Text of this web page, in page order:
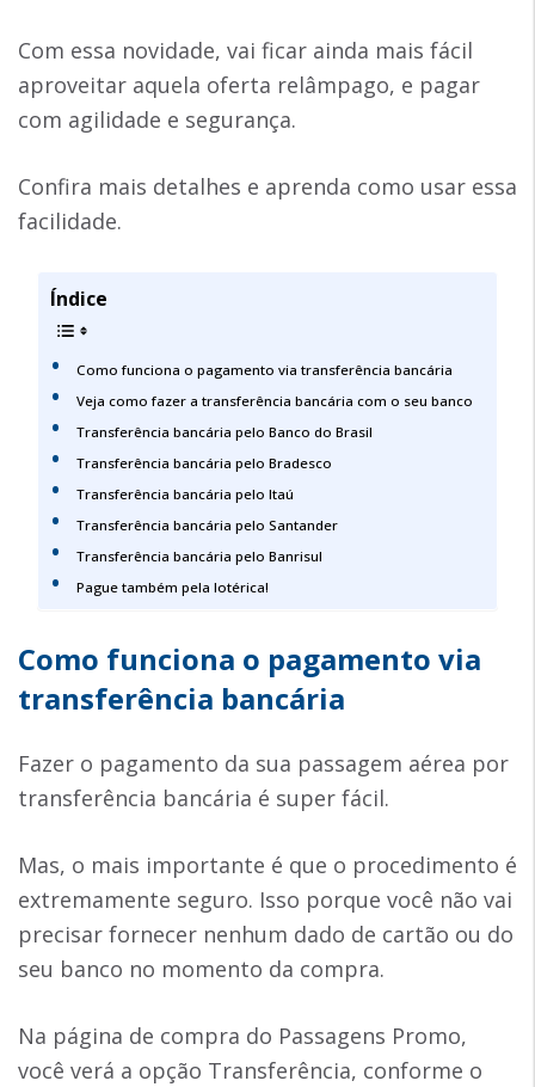
Com essa novidade, vai ficar ainda mais fácil
aproveitar aquela oferta relâmpago, e pagar
com agilidade e segurança.
Confira mais detalhes e aprenda como usar essa
facilidade.
Índice
Como funciona o pagamento via transferência bancária
Veja como fazer a transferência bancária com o seu banco
Transferência bancária pelo Banco do Brasil
Transferência bancária pelo Bradesco
Transferência bancária pelo Itaú
Transferência bancária pelo Santander
Transferência bancária pelo Banrisul
Pague também pela lotérica!
Como funciona o pagamento via
transferência bancária
Fazer o pagamento da sua passagem aérea por
transferência bancária é super fácil.
Mas, o mais importante é que o procedimento é
extremamente seguro. Isso porque você não vai
precisar fornecer nenhum dado de cartão ou do
seu banco no momento da compra.
Na página de compra do Passagens Promo,
você verá a opção Transferência, conforme o